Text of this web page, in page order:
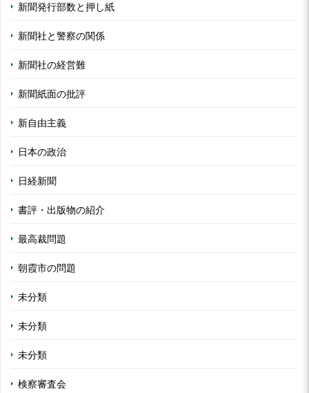
新聞発行部数と押し紙
新聞社と警察の関係
新聞社の経営難
新聞紙面の批評
新自由主義
日本の政治
日経新聞
書評・出版物の紹介
最高裁問題
朝霞市の問題
未分類
未分類
未分類
検察審査会